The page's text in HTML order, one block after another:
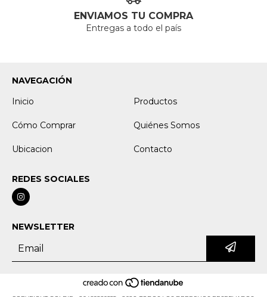
ENVIAMOS TU COMPRA
Entregas a todo el país
NAVEGACIÓN
Inicio
Productos
Cómo Comprar Quiénes Somos
Ubicacion Contacto
REDES SOCIALES
NEWSLETTER